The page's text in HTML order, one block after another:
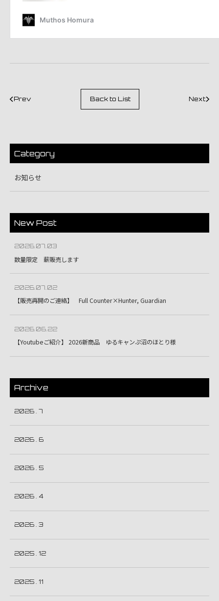
Prev Back to List Next
Category
お知らせ
New Post
2026.07.03
数量限定 薪販売します
2026.07.02
【販売再開のご連絡】 Full Counter×Hunter, Guardian
2026.06.22
【Youtubeご紹介】 2026新商品 ゆるキャンぷ沼のほとり様
Archive
2026 . 7
2026 . 6
2026 . 5
2026 . 4
2026 . 3
2025 . 12
2025 . 11